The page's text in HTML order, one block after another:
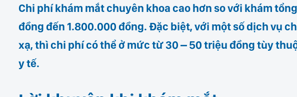
Chi phí khám mắt chuyên khoa cao hơn so với khám
đồng đến 1.800.000 đồng. Đặc biệt, với một số dịch vụ
xạ, thì chi phí có thể ở mứctừ 30 – 50 triệu đồngtùy
y tế.